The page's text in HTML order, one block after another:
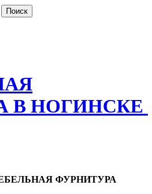
В НОГИНСКЕ
ФУРНИТУРА